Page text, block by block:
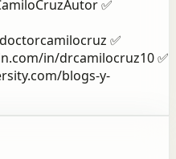
✅
✅
in/drcamilocruz10 ✅
blogs-y-